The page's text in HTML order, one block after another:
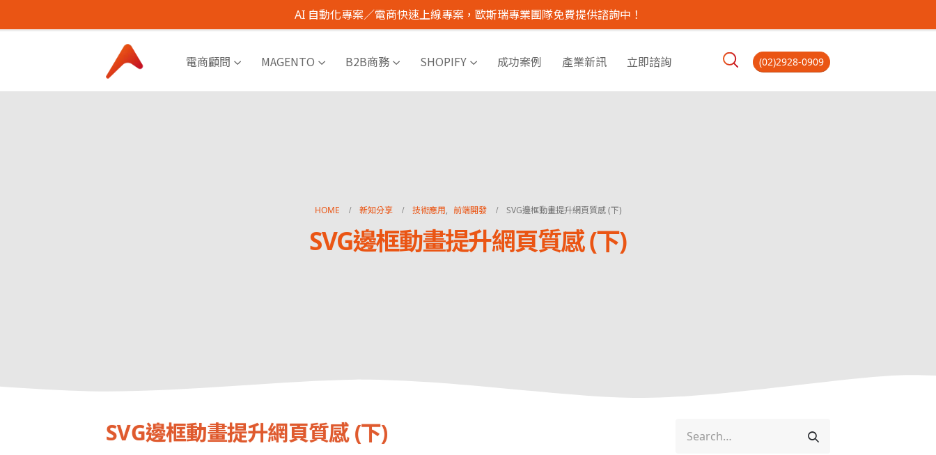
AI 自動化專案／電商快速上線專案，歐斯瑞專業團隊免費提供諮詢中！
電商顧問 MAGENTO B2B商務 SHOPIFY 成功案例 產業新訊 立即諮詢 (02)2928-0909
HOME 新知分享 技術應用, 前端開發 SVG邊框動畫提升網頁質感 (下)
SVG邊框動畫提升網頁質感 (下)
SVG邊框動畫提升網頁質感 (下)